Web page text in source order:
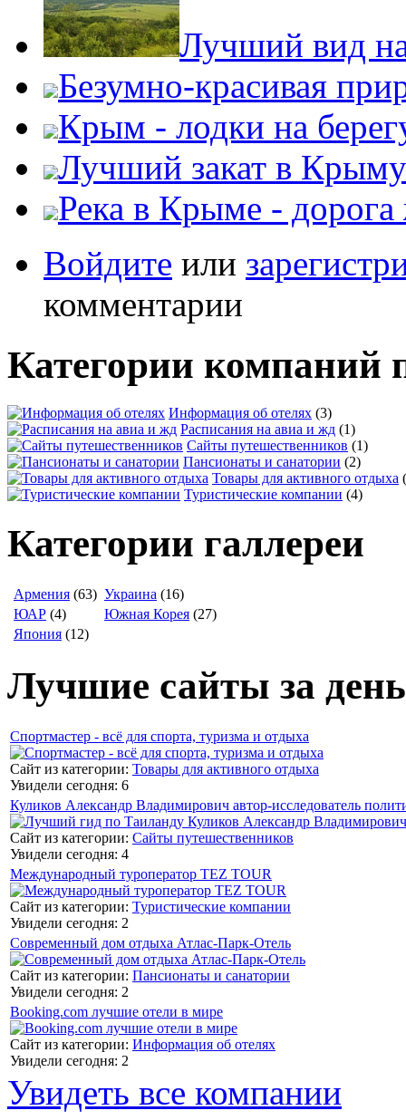
Лучший вид
Безумно-красивая
Крым - лодки на
Лучший закат в Крыму
Река в Крыме -
Войдите или
комментарии
Категории компаний
Информация об отелях (3)
Расписания на авиа и жд (1)
Сайты путешественников (1)
Пансионаты и санатории (2)
Товары для активного отдыха
Туристические компании (4)
Категории галлереи
Армения (63) Украина (16)
ЮАР (4) Южная Корея (27)
Япония (12)
Лучшие сайты за день
Спортмастер - всё для спорта, туризма и отдыха
Сайт из категории: Товары для активного отдыха
Увидели сегодня: 6
Куликов Александр Владимирович автор-исследователь
Сайт из категории: Сайты путешественников
Увидели сегодня: 4
Международный туроператор TEZ TOUR
Сайт из категории: Туристические компании
Увидели сегодня: 2
Современный дом отдыха Атлас-Парк-Отель
Сайт из категории: Пансионаты и санатории
Увидели сегодня: 2
Booking.com лучшие отели в мире
Сайт из категории: Информация об отелях
Увидели сегодня: 2
Увидеть все компании